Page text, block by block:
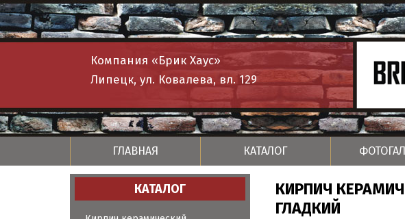
Компания «Брик Хаус»
Липецк, ул. Ковалева, вл. 129
ГЛАВНАЯ КАТАЛОГ
КАТАЛОГ
КИРПИЧ
ГЛАДКИЙ